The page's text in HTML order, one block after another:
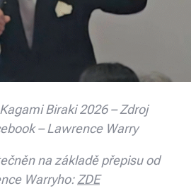
Biraki 2026 – Zdroj
– Lawrence Warry
na základě přepisu od
Warryho:ZDE